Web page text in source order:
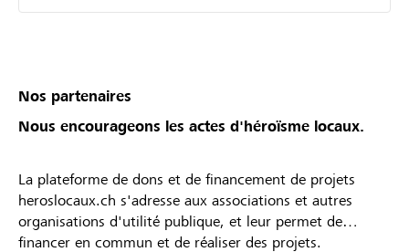
Nos partenaires
Nous encourageons les actes d'héroïsme locaux.
La plateforme de dons et de financement de projets
heroslocaux.ch s'adresse aux associations et autres
organisations d'utilité publique, et leur permet de
financer en commun et de réaliser des projets.